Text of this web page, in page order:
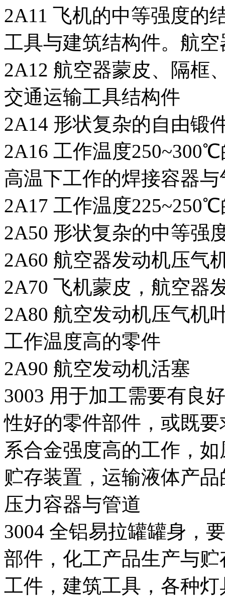
2A11 飞机的中等强度的
工具与建筑结构件。航
2A12 航空器蒙皮、隔框
交通运输工具结构件
2A14 形状复杂的自由锻
2A16 工作温度
高温下工作的焊接容器
2A17 工作温度
2A50 形状复杂的中等强
2A60 航空器发动机压气
2A70 飞机蒙皮，航空器
2A80 航空发动机压气机
工作温度高的零件
2A90 航空发动机活塞
3003 用于加工需要有良
性好的零件部件，或既
系合金强度高的工作，
贮存装置，运输液体产
压力容器与管道
3004 全铝易拉罐罐身，
部件，化工产品生产与
工件，建筑工具，各种